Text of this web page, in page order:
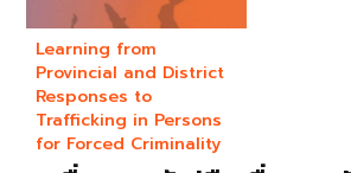
Learning from
Provincial and District
Responses to
Trafficking in Persons
for Forced Criminality